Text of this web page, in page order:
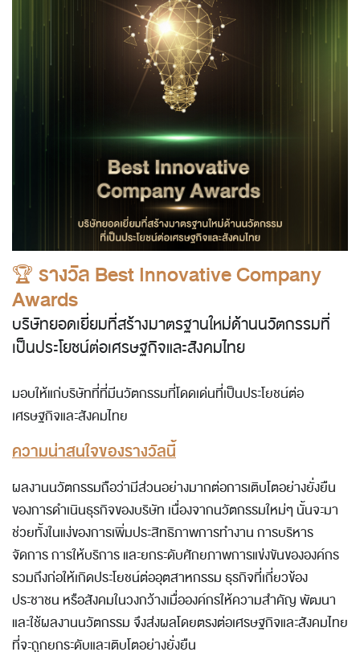
🏆 รางวัล Best Innovative Company
Awards
บริษัทยอดเยี่ยมที่สร้างมาตรฐานใหม่ด้านนวัตกรรมที่
เป็นประโยชน์ต่อเศรษฐกิจและสังคมไทย
มอบให้แก่บริษัทที่ที่มีนวัตกรรมที่โดดเด่นที่เป็นประโยชน์ต่อ
เศรษฐกิจและสังคมไทย
ความน่าสนใจของรางวัลนี้
ผลงานนวัตกรรมถือว่ามีส่วนอย่างมากต่อการเติบโตอย่างยั่งยืน
ของการดำเนินธุรกิจของบริษัท เนื่องจากนวัตกรรมใหม่ๆ นั้นจะมา
ช่วยทั้งในแง่ของการเพิ่มประสิทธิภาพการทำงาน การบริหาร
จัดการ การให้บริการ และยกระดับศักยภาพการแข่งขันขององค์กร
รวมถึงก่อให้เกิดประโยชน์ต่ออุตสาหกรรม ธุรกิจที่เกี่ยวข้อง
ประชาชน หรือสังคมในวงกว้างเมื่อองค์กรให้ความสำคัญ พัฒนา
และใช้ผลงานนวัตกรรม จึงส่งผลโดยตรงต่อเศรษฐกิจและสังคมไทย
ที่จะถูกยกระดับและเติบโตอย่างยั่งยืน